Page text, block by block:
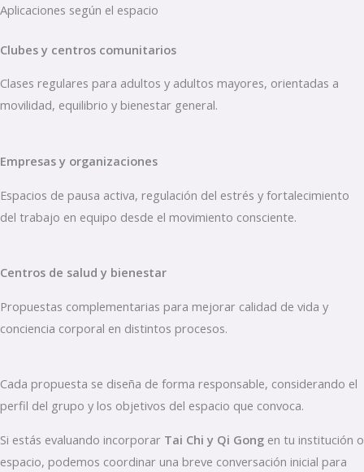
Aplicaciones según el espacio
Clubes y centros comunitarios
Clases regulares para adultos y adultos mayores, orientadas a
movilidad, equilibrio y bienestar general.
Empresas y organizaciones
Espacios de pausa activa, regulación del estrés y fortalecimiento
del trabajo en equipo desde el movimiento consciente.
Centros de salud y bienestar
Propuestas complementarias para mejorar calidad de vida y
conciencia corporal en distintos procesos.
Cada propuesta se diseña de forma responsable, considerando el
perfil del grupo y los objetivos del espacio que convoca.
Si estás evaluando incorporar Tai Chi y Qi Gong en tu institución o
espacio, podemos coordinar una breve conversación inicial para